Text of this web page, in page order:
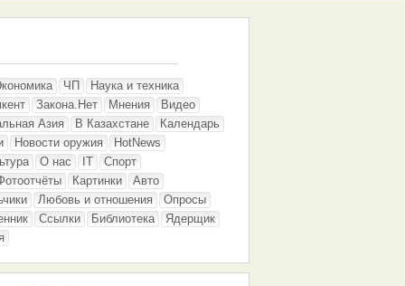
ЧП
Наука и техника
Закона.Нет Мнения
Видео
Азия
В Казахстане
Календарь
Новости оружия
HotNews
О нас IT
Спорт
Картинки
Авто
Любовь и отношения
Опросы
Ссылки Библиотека
Ядерщик